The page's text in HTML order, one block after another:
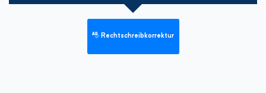
Rechtschreibkorrektur